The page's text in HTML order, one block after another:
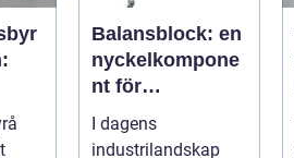
Balansblock: en
nyckelkompone
nt för
ergonomisk
effektivitet
I dagens
industrilandskap